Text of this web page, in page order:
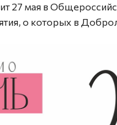
27 мая в
о которых в